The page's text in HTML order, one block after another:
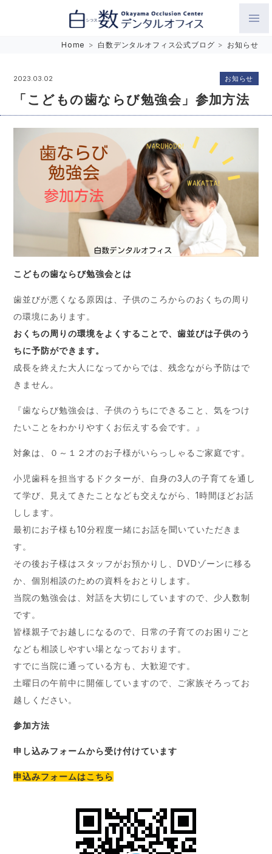
Home > 白数デンタルオフィス公式ブログ > お知らせ
2023.03.02
「こどもの歯ならび勉強会」参加方法
お知らせ
こどもの歯ならび勉強会とは
歯並びが悪くなる原因は、子供のころからのおくちの周り
の環境にあります。
おくちの周りの環境をよくすることで、歯並びは子供のう
ちに予防ができます。
成長を終えた大人になってからでは、残念ながら予防はで
きません。
『歯ならび勉強会は、子供のうちにできること、気をつけ
たいことをわかりやすくお伝えする会です。』
対象は、０～１２才のお子様がいらっしゃるご家庭です。
小児歯科を担当するドクターが、自身の3人の子育てを通し
て学び、見えてきたことなども交えながら、1時間ほどお話
しします。
最初にお子様も10分程度一緒にお話を聞いていただきま
す。
その後お子様はスタッフがお預かりし、DVDゾーンに移る
か、個別相談のための資料をおとりします。
当院の勉強会は、対話を大切にしていますので、少人数制
です。
皆様親子でお越しになるので、日常の子育てのお困りごと
なども相談しやすい場となっております。
すでに当院に通っている方も、大歓迎です。
土曜日の午前中に開催していますので、ご家族そろってお
越しください。
参加方法
申し込みフォームから受け付けています
申込みフォームはこちら